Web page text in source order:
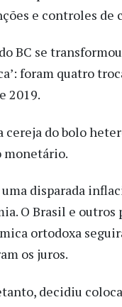
e controles de
BC se
foram quatro
2019.
cereja do bolo
monetário.
disparada
O Brasil e outros
ortodoxa
os juros.
decidiu